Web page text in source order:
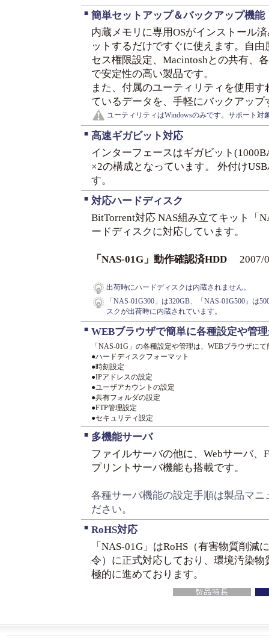
■ 簡単セットアップ＆バックアップ機能
内蔵メモリに専用OSがインストール
ットするだけですぐに使えます。自
セス権限設定、Macintoshとの共有、
で安定性の高い製品です。
また、付属のユーティリティを使用
ているデータを、手軽にバックアッ
ユーティリティはWindowsのみです。サポート対
■ 高速ギガビット対応
インターフェースはギガビット
×2の構成となっています。 外付け
す。
■ 対応ハードディスク
BitTorrent対応 NAS組み立てキット「
ードディスクに対応しています。
「NAS-01G」動作確認済HDD 2007/
出荷時にハードディスクは内蔵されません。
「NAS-01G300」は320GB、「NAS-01G500」は
スクが出荷時に内蔵されています。
■ WEBブラウザで簡単に各種設定や管
「NAS-01G」の各種設定や管理は、WEBブラウザに
●ハードディスクフォーマット
●時刻設定
●IPアドレスの設定
●ユーザアカウントの設定
●共有フォルダの設定
●FTP管理設定
●セキュリティ設定
■ 多機能サーバ
ファイルサーバの他に、Webサーバ、
プリントサーバ機能も搭載です。
各種サーバ機能の設定手順は製品マニ
ださい。
■ RoHS対応
「NAS-01G」はRoHS（有害物質削減
令）に正式対応しており、環境汚染物
極的に進めております。